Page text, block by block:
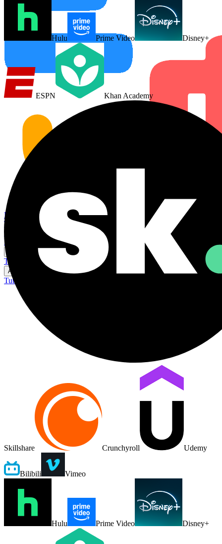
Página inicial
Tradutor IA
Instalar extensão
Preços
Casos de uso
Tradução de vídeo Tradução de reuniões Tradução Steam
Ajuda
Tutorial
Hulu Prime Video Disney+
ESPN Khan Academy
Skillshare Crunchyroll Udemy
Bilibili Vimeo
Hulu Prime Video Disney+